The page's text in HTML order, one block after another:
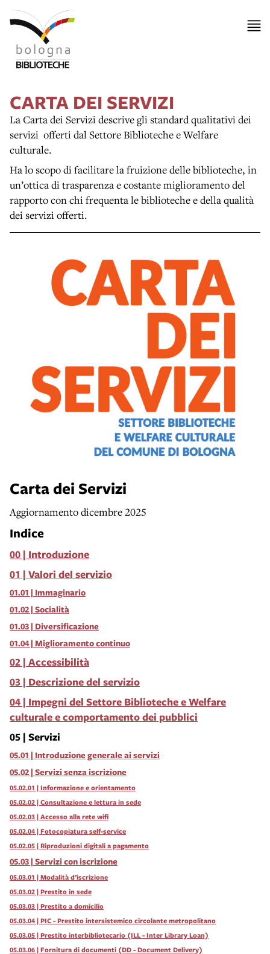
CARTA DEI SERVIZI
La Carta dei Servizi descrive gli standard qualitativi dei
servizi offerti dal Settore Biblioteche e Welfare
culturale.
Ha lo scopo di facilitare la fruizione delle biblioteche, in
un’ottica di trasparenza e costante miglioramento del
rapporto con chi frequenta le biblioteche e della qualità
dei servizi offerti.
Carta dei Servizi
Aggiornamento dicembre 2025
Indice
00 | Introduzione
01 | Valori del servizio
01.01 | Immaginario
01.02 | Socialità
01.03 | Diversificazione
01.04 | Miglioramento continuo
02 | Accessibilità
03 | Descrizione del servizio
04 | Impegni del Settore Biblioteche e Welfare
culturale e comportamento dei pubblici
05 | Servizi
05.01 | Introduzione generale ai servizi
05.02 | Servizi senza iscrizione
05.02.01 | Informazione e orientamento
05.02.02 | Consultazione e lettura in sede
05.02.03 | Accesso alla rete wifi
05.02.04 | Fotocopiatura self-service
05.02.05 | Riproduzioni digitali a pagamento
05.03 | Servizi con iscrizione
05.03.01 | Modalità d’iscrizione
05.03.02 | Prestito in sede
05.03.03 | Prestito a domicilio
05.03.04 | PIC - Prestito intersistemico circolante metropolitano
05.03.05 | Prestito interbibliotecario (ILL - Inter Library Loan)
05.03.06 | Fornitura di documenti (DD - Document Delivery)